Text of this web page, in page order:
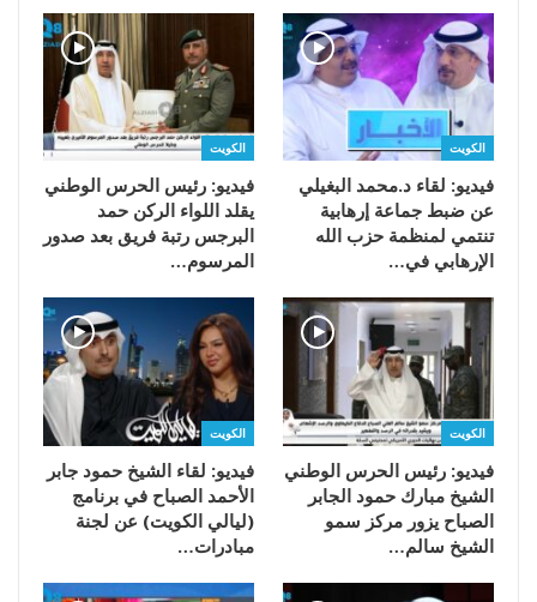
الكويت
فيديو: لقاء د.محمد البغيلي
عن ضبط جماعة إرهابية
تنتمي لمنظمة حزب الله
الإرهابي في…
الكويت
فيديو: رئيس الحرس الوطني
يقلد اللواء الركن حمد
البرجس رتبة فريق بعد صدور
المرسوم…
الكويت
فيديو: رئيس الحرس الوطني
الشيخ مبارك حمود الجابر
الصباح يزور مركز سمو
الشيخ سالم…
الكويت
فيديو: لقاء الشيخ حمود جابر
الأحمد الصباح في برنامج
(ليالي الكويت) عن لجنة
مبادرات…